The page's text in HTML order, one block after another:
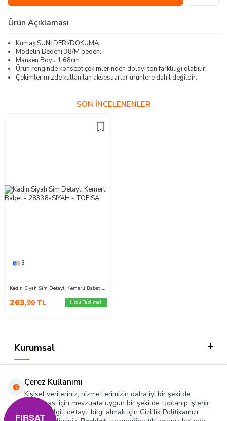
Ürün Açıklaması
Kumaş:SUNİ DERİ/DOKUMA
Modelin Bedeni:38/M beden.
Manken Boyu:1.68cm.
Ürün renginde konsept çekimlerinden dolayı ton farklılığı olabilir.
Çekimlerimizde kullanılan aksesuarlar ürünlere dahil değildir.
SON İNCELENENLER
3
Kadın Siyah Sim Detaylı Kemerli Babet - 28338-SIYAH
263,99 TL Hızlı Teslimat
Kurumsal
Hızlı Erişim
Sosyal
Çerez Kullanımı
Kişisel verileriniz, hizmetlerimizin daha iyi bir şekilde
sunulması için mevzuata uygun bir şekilde toplanıp işlenir.
Konuyla ilgili detaylı bilgi almak için Gizlilik Politikamızı
FIRSAT